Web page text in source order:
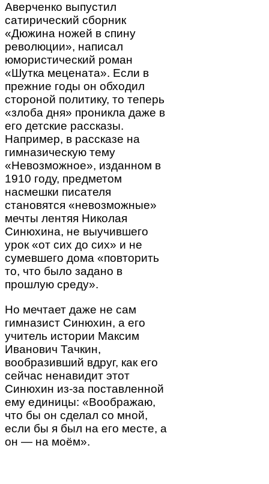
Аверченко выпустил
сатирический сборник
«Дюжина ножей в спину
революции», написал
юмористический роман
«Шутка мецената». Если в
прежние годы он обходил
стороной политику, то теперь
«злоба дня» проникла даже в
его детские рассказы.
Например, в рассказе на
гимназическую тему
«Невозможное», изданном в
1910 году, предметом
насмешки писателя
становятся «невозможные»
мечты лентяя Николая
Синюхина, не выучившего
урок «от сих до сих» и не
сумевшего дома «повторить
то, что было задано в
прошлую среду».
Но мечтает даже не сам
гимназист Синюхин, а его
учитель истории Максим
Иванович Тачкин,
вообразивший вдруг, как его
сейчас ненавидит этот
Синюхин из-за поставленной
ему единицы: «Воображаю,
что бы он сделал со мной,
если бы я был на его месте, а
он — на моём».